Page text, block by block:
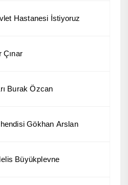
Hastanesi İstiyoruz
Çınar
Burak Özcan
Gökhan Arslan
Büyükplevne